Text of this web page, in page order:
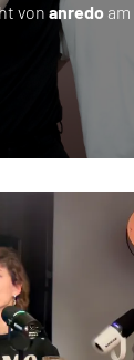
von anredo am